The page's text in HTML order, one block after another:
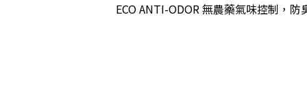
ECO ANTI-ODOR 無農藥氣味控制，